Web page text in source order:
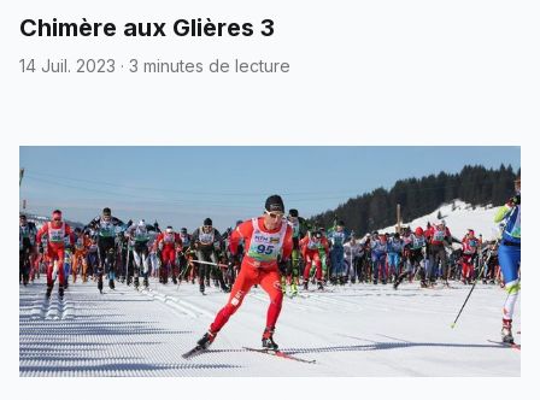
Chimère aux Glières 3
14 Juil. 2023 · 3 minutes de lecture